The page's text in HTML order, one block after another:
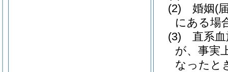
(2)
婚姻(
にある場
(3)
直系
が、事実
なったと